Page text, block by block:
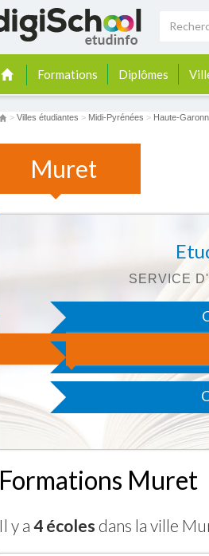
Formations Diplômes
> Villes étudiantes > Midi-Pyrénées > Haute-
Muret
SERVICE
Formations Muret
Il y a 4 écoles dans la ville